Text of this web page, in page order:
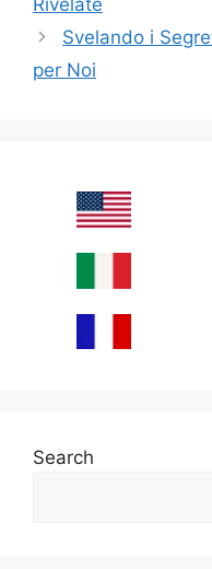
Rivelate
Svelando i
per Noi
Search